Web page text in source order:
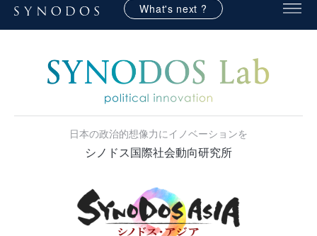
What's next ?
日本の政治的想像力にイノベーションを
シノドス国際社会動向研究所